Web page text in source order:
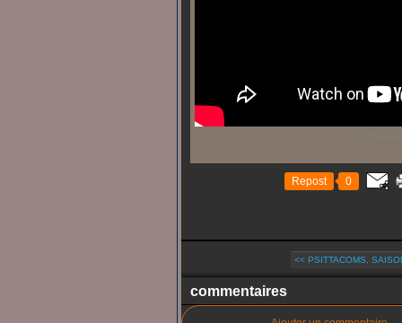
Repost 0
<< PSITTACOMS,
commentaires